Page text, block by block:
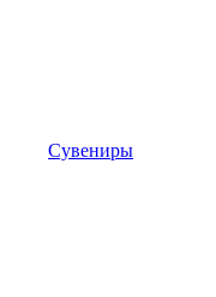
Сувениры